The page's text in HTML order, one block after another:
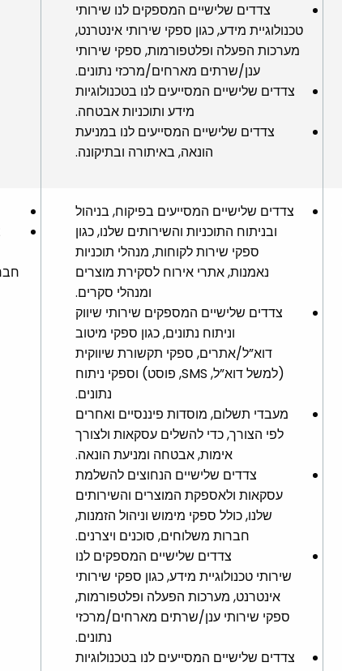
צדדים שלישיים המספקים לנו שירותי
טכנולוגיית מידע, כגון ספקי שירותי אינטרנט,
מערכות הפעלה ופלטפורמות, ספקי שירותי
ענן/שרתים מארחים/מרכזי נתונים.
צדדים שלישיים המסייעים לנו בטכנולוגיות
מידע ותוכניות אבטחה.
צדדים שלישיים המסייעים לנו במניעת
הונאה, באיתורה ובתיקונה.
צדדים שלישיים המסייעים בפיקוח, בניהול
ובניתוח התוכניות והשירותים שלנו, כגון
ספקי שירות לקוחות, מנהלי תוכניות
נאמנות, אתרי אירוח לסקירת מוצרים
ומנהלי סקרים.
צדדים שלישיים המספקים שירותי שיווק
וניתוח נתונים, כגון ספקי מיטוב
דוא”ל/אתרים, ספקי תקשורת שיווקית
(למשל דוא”ל, SMS, פוסט) וספקי ניתוח
נתונים.
מעבדי תשלום, מוסדות פיננסיים ואחרים
לפי הצורך, כדי להשלים עסקאות ולצורך
אימות, אבטחה ומניעת הונאה.
צדדים שלישיים הנחוצים להשלמת
עסקאות ולאספקת המוצרים והשירותים
שלנו, כולל ספקי מימוש וניהול הזמנות,
חברות משלוחים, סוכנים ויצרנים.
צדדים שלישיים המספקים לנו
שירותי טכנולוגיית מידע, כגון ספקי שירותי
אינטרנט, מערכות הפעלה ופלטפורמות,
ספקי שירותי ענן/שרתים מארחים/מרכזי
נתונים.
צדדים שלישיים המסייעים לנו בטכנולוגיות